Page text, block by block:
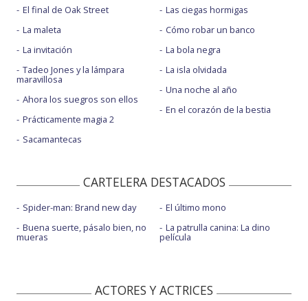
El final de Oak Street
La maleta
La invitación
Tadeo Jones y la lámpara
maravillosa
Ahora los suegros son ellos
Prácticamente magia 2
Sacamantecas
Las ciegas hormigas
Cómo robar un banco
La bola negra
La isla olvidada
Una noche al año
En el corazón de la bestia
CARTELERA DESTACADOS
Spider-man: Brand new day
Buena suerte, pásalo bien, no
mueras
El último mono
La patrulla canina: La dino
película
ACTORES Y ACTRICES